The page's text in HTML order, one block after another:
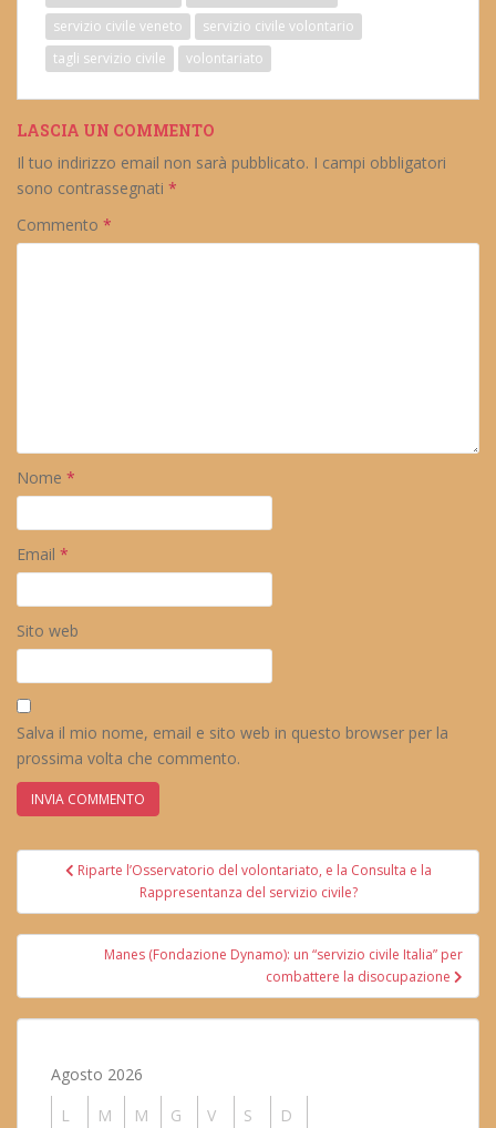
servizio civile veneto
servizio civile volontario
tagli servizio civile
volontariato
LASCIA UN COMMENTO
Il tuo indirizzo email non sarà pubblicato. I campi obbligatori
sono contrassegnati *
Commento *
Nome *
Email *
Sito web
Salva il mio nome, email e sito web in questo browser per la
prossima volta che commento.
Navigazione
Riparte l’Osservatorio del volontariato, e la Consulta e la
Rappresentanza del servizio civile?
Manes (Fondazione Dynamo): un “servizio civile Italia” per
combattere la disocupazione
Agosto 2026
L
M M G V S D